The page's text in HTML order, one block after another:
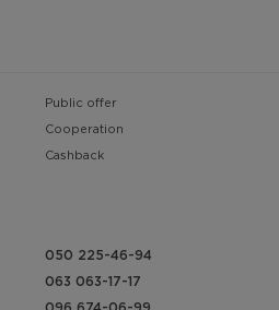
Public offer
Cooperation
Cashback
050 225-46-94
063 063-17-17